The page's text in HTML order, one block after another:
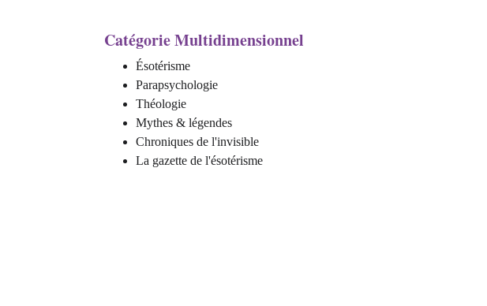
Catégorie Multidimensionnel
Ésotérisme
Parapsychologie
Théologie
Mythes & légendes
Chroniques de l'invisible
La gazette de l'ésotérisme